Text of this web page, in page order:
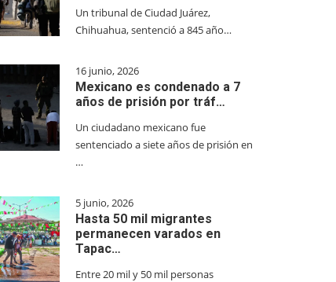
Un tribunal de Ciudad Juárez,
Chihuahua, sentenció a 845 año…
16 junio, 2026
Mexicano es condenado a 7
años de prisión por tráf…
Un ciudadano mexicano fue
sentenciado a siete años de prisión en
…
5 junio, 2026
Hasta 50 mil migrantes
permanecen varados en
Tapac…
Entre 20 mil y 50 mil personas